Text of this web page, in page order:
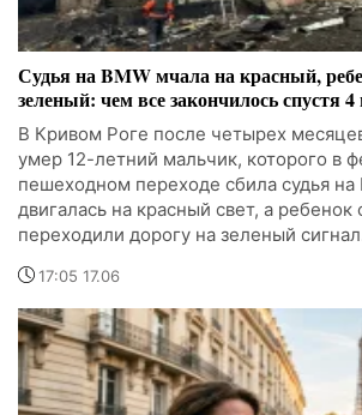
Судья на BMW мчала на красный,
зеленый: чем все закончилось спустя
В Кривом Роге после четырех
умер 12-летний мальчик, которого в
пешеходном переходе сбила судья на
двигалась на красный свет, а ребенок
переходили дорогу на зеленый
17:05 17.06